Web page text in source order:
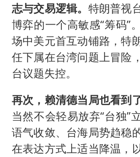
志与交易逻辑。 特朗普视
博弈的一个高敏感“筹码”
场中美元首互动铺路，特
任下属在台湾问题上冒险
台议题失控。
再次，赖清德当局也看到
当然不会轻易放弃“台独”
语气收敛、台海局势趋稳
在表达方式上适当降温，